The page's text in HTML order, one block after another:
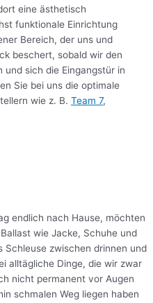
eine ästhetisch
funktionale Einrichtung
Bereich, der uns und
beschert, sobald wir den
und sich die Eingangstür in
Sie bei uns die optimale
wie z. B. Team 7,
endlich nach Hause, möchten
wie Jacke, Schuhe und
Schleuse zwischen drinnen und
alltägliche Dinge, die wir zwar
nicht permanent vor Augen
schmalen Weg liegen haben